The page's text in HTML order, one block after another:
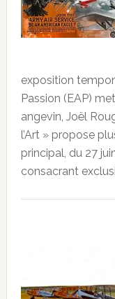
exposition
Passion (EAP)
angevin, Joël
l’Art » propose
principal, du 27
consacrant